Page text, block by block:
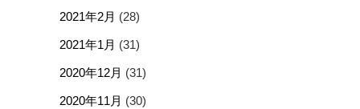
2021年2月 (28)
2021年1月 (31)
2020年12月 (31)
2020年11月 (30)